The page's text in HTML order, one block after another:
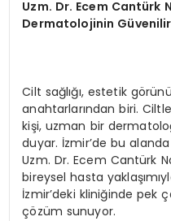
Uzm. Dr. Ecem Cantürk
Dermatolojinin
Cilt sağlığı, estetik
anahtarlarından biri.
kişi, uzman bir
duyar. İzmir’de bu
Uzm. Dr. Ecem Cantürk
bireysel hasta
İzmir’deki kliniğinde pek
çözüm sunuyor.